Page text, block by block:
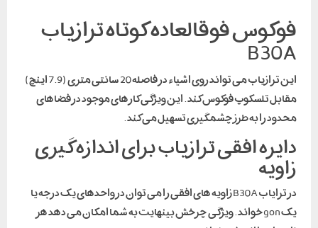
فوقالعاده کوتاه ترازیاب
این ترازیاب می تواند روی اشیاء در فاصله 20 سانتی متری (7.9 اینچ)
تلسکوپ فوکوس کند . این ویژگی کارهای موجود در فضاهای
را به طرز چشمگیری تسهیل می کند .
افقی ترازیاب برای اندازه گیری
در ترایاب B30A زاویه های افقی را می توان در واحدهای یک درجه یا
یک gon خواند . ویژگی چرخش بینهایت به شما امکان می دهد هر